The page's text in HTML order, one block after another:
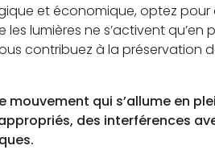
et économique, optez
lumières ne s’activent
contribuez à la préservation
mouvement qui s’allume en
des interférences